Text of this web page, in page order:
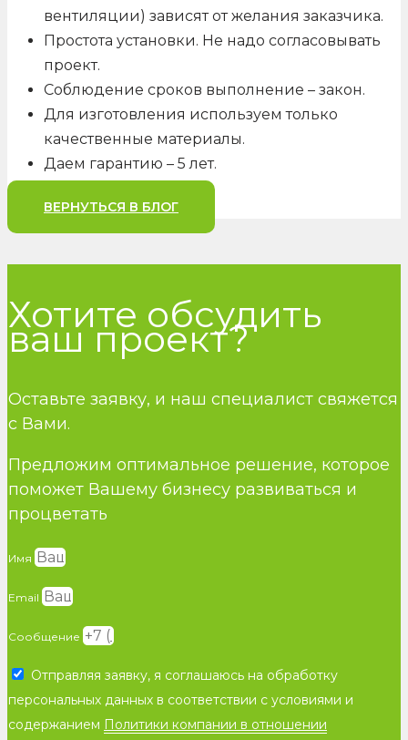
вентиляции) зависят от желания заказчика.
Простота установки. Не надо согласовывать
проект.
Соблюдение сроков выполнение – закон.
Для изготовления используем только
качественные материалы.
Даем гарантию – 5 лет.
ВЕРНУТЬСЯ В БЛОГ
Хотите обсудить
ваш проект?
Оставьте заявку, и наш специалист свяжется
с Вами.
Предложим оптимальное решение, которое
поможет Вашему бизнесу развиваться и
процветать
Имя
Email
Сообщение
Отправляя заявку, я соглашаюсь на обработку
персональных данных в соответствии с условиями и
содержанием Политики компании в отношении